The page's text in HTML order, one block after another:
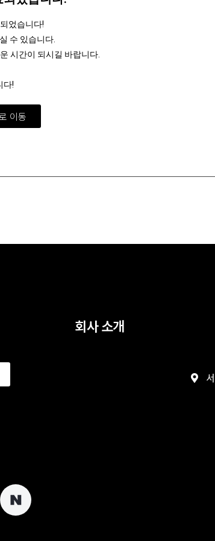
었습니다!
수 있습니다.
시간이 되시길 바랍니다.
다!
이동
회사 소개